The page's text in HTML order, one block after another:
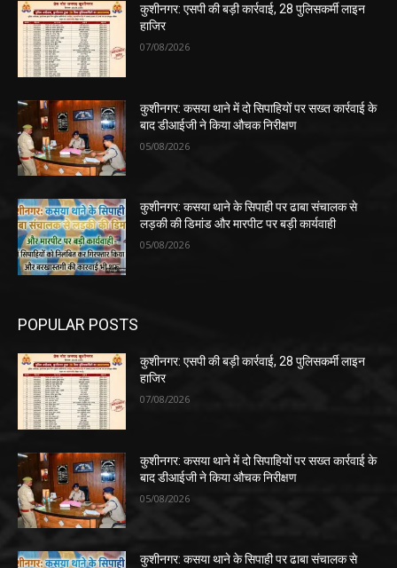
कुशीनगर: एसपी की बड़ी कार्रवाई, 28 पुलिसकर्मी लाइन
हाजिर
07/08/2026
कुशीनगर: कसया थाने में दो सिपाहियों पर सख्त कार्रवाई के
बाद डीआईजी ने किया औचक निरीक्षण
05/08/2026
कुशीनगर: कसया थाने के सिपाही पर ढाबा संचालक से
लड़की की डिमांड और मारपीट पर बड़ी कार्यवाही
05/08/2026
POPULAR POSTS
कुशीनगर: एसपी की बड़ी कार्रवाई, 28 पुलिसकर्मी लाइन
हाजिर
07/08/2026
कुशीनगर: कसया थाने में दो सिपाहियों पर सख्त कार्रवाई के
बाद डीआईजी ने किया औचक निरीक्षण
05/08/2026
कुशीनगर: कसया थाने के सिपाही पर ढाबा संचालक से